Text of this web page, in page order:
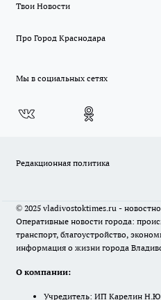
Твои Новости
Про Город Краснодара
Мы в социальных сетях
Редакционная политика
© 2025 vladivostoktimes.ru -
Оперативные новости города:
транспорт, благоустройство,
информация о жизни города
О компании:
Учредитель: ИП Карелин Н.Ю